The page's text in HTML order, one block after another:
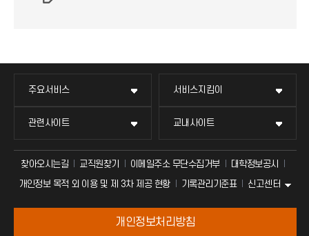
주요서비스 서비스지킴이
관련사이트 교내사이트
찾아오시는길 교직원찾기 이메일주소 무단수집거부
대학정보공시
개인정보 목적 외 이용 및 제 3차 제공 현황
기록관리기준표 신고센터
개인정보처리방침